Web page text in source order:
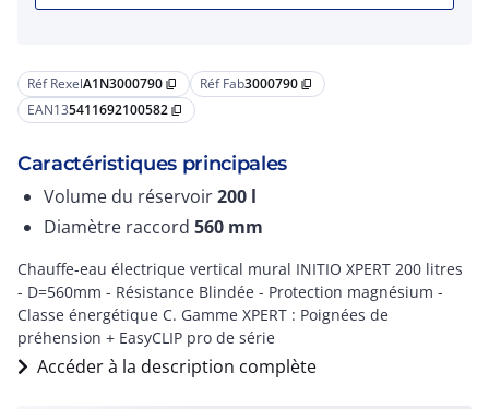
Réf RexelA1N3000790 content_copy Réf Fab3000790 content_copy
EAN135411692100582 content_copy
Caractéristiques principales
Volume du réservoir200 l
Diamètre raccord 560 mm
Chauffe-eau électrique vertical mural INITIO XPERT 200 litres
- D=560mm - Résistance Blindée - Protection magnésium -
Classe énergétique C. Gamme XPERT : Poignées de
préhension + EasyCLIP pro de série
Accéder à la description complète